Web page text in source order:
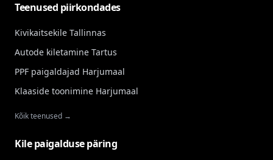
Teenused piirkondades
Kivikaitsekile Tallinnas
Autode kiletamine Tartus
PPF paigaldajad Harjumaal
Klaaside toonimine Harjumaal
Kõik teenused →
Kile paigalduse päring